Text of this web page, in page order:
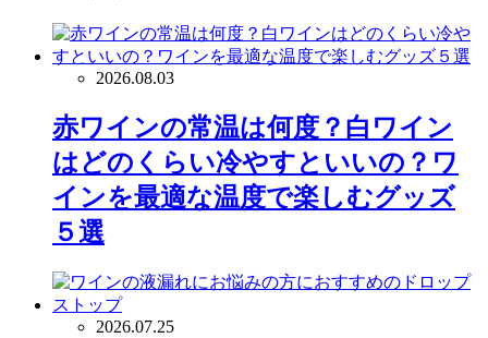
2026.08.03
赤ワインの常温は何度？白ワイン
はどのくらい冷やすといいの？ワ
インを最適な温度で楽しむグッズ
５選
2026.07.25